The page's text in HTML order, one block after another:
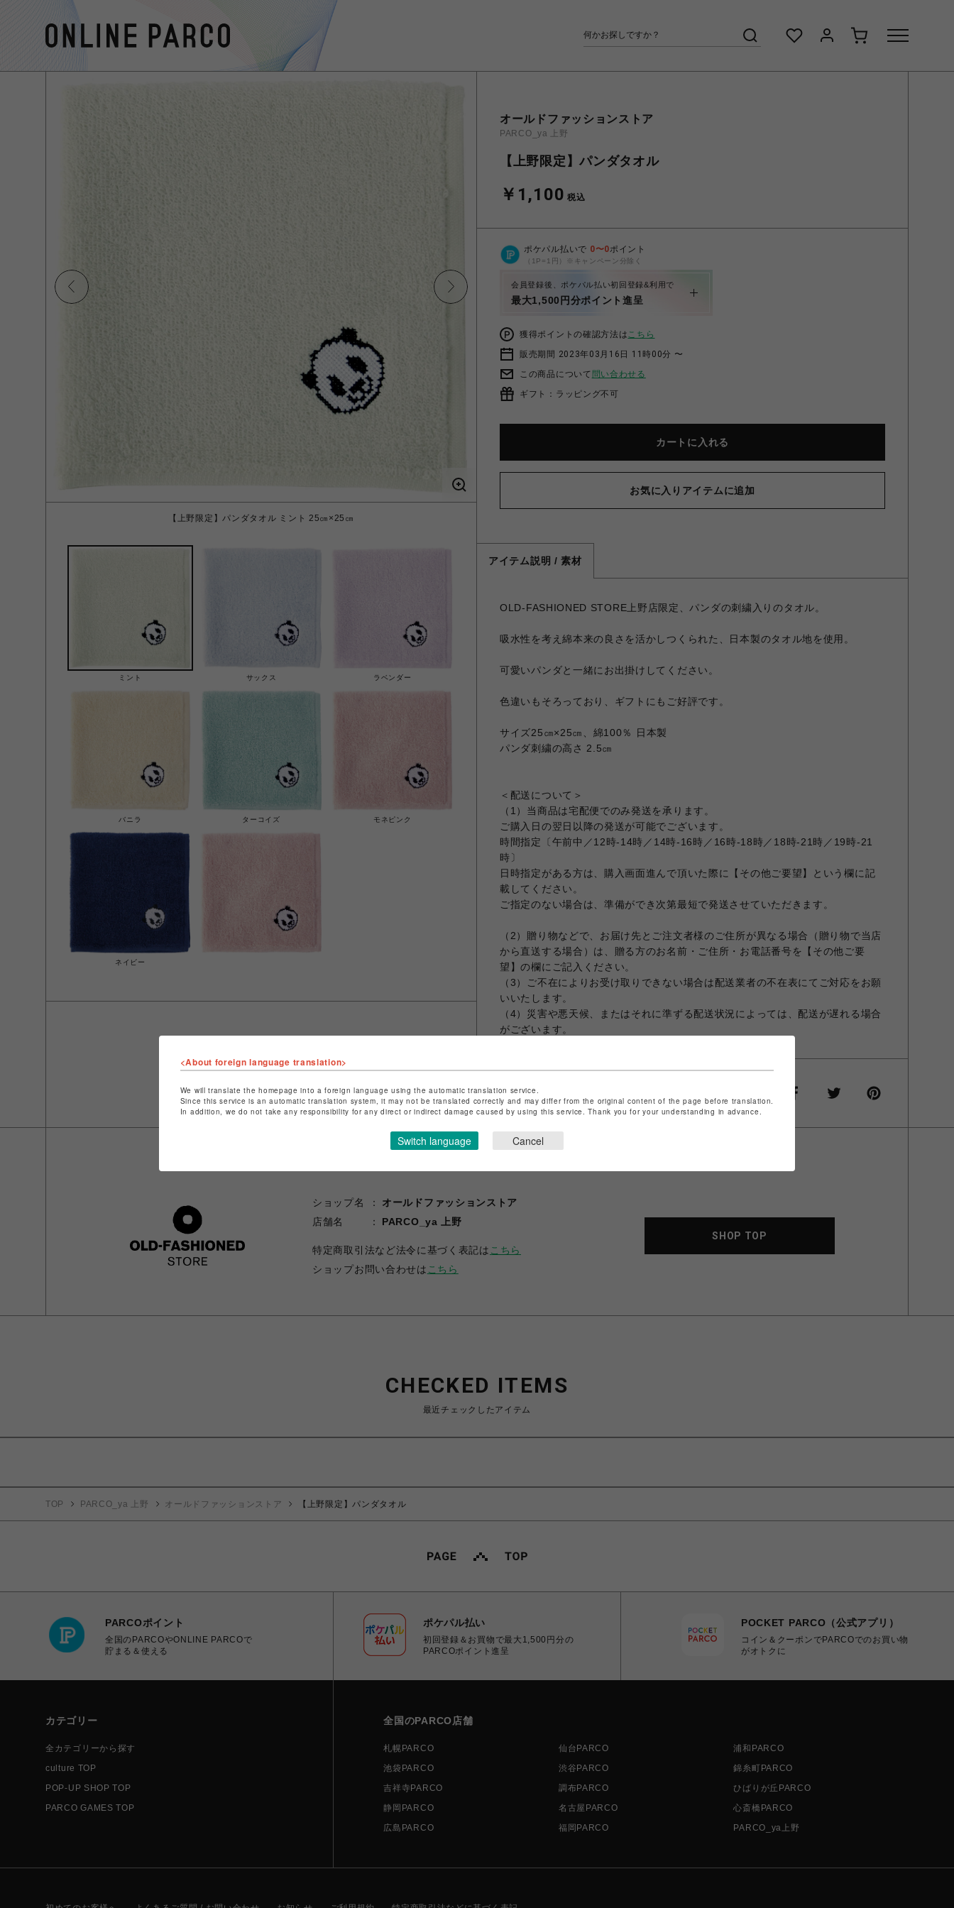
【上野限定】パンダタオル ミント 25㎝×25㎝
ミント サックス ラベンダー
バニラ ターコイズ モネピンク
ネイビー
オールドファッションストア
PARCO_ya 上野
【上野限定】パンダタオル
￥1,100 税込
ポケパル払いで 0〜0ポイント
（1P=1円）※キャンペーン分除く
会員登録後、ポケパル払い初回登録&利用で
最大1,500円分ポイント進呈
獲得ポイントの確認方法はこちら
販売期間 2023年03月16日 11時00分 〜
この商品について 問い合わせる
ギフト：ラッピング不可
カートに入れる
お気に入りアイテムに追加
アイテム説明 / 素材
OLD-FASHIONED STORE上野店限定、パンダの刺繍入りのタオル。
吸水性を考え綿本来の良さを活かしつくられた、日本製のタオル地を使用。
可愛いパンダと一緒にお出掛けしてください。
色違いもそろっており、ギフトにもご好評です。
サイズ25㎝×25㎝、綿100％ 日本製
パンダ刺繍の高さ 2.5㎝
＜配送について＞
（1）当商品は宅配便でのみ発送を承ります。
ご購入日の翌日以降の発送が可能でございます。
時間指定〔午前中／12時-14時／14時-16時／16時-18時／18時-21時／19時-21
時〕
日時指定がある方は、購入画面進んで頂いた際に【その他ご要望】という欄に記
載してください。
ご指定のない場合は、準備ができ次第最短で発送させていただきます。
（2）贈り物などで、お届け先とご注文者様のご住所が異なる場合（贈り物で当店
から直送する場合）は、贈る方のお名前・ご住所・お電話番号を【その他ご要
望】の欄にご記入ください。
（3）ご不在によりお受け取りできない場合は配送業者の不在表にてご対応をお願
いいたします。
（4）災害や悪天候、またはそれに準ずる配送状況によっては、配送が遅れる場合
がございます。
シェアする
ショップ名
オールドファッションストア
店舗名
PARCO_ya 上野
特定商取引法など法令に基づく表記は こちら
ショップお問い合わせは こちら
SHOP TOP
CHECKED ITEMS
最近チェックしたアイテム
TOP PARCO_ya 上野 オールドファッションストア 【上野限定】パンダタオル
PARCOポイント
全国のPARCOやONLINE PARCOで
貯まる＆使える
ポケパル払い
初回登録＆お買物で最大1,500円分の
PARCOポイント進呈
POCKET PARCO（公式アプリ）
コイン＆クーポンでPARCOでのお買い物
がオトクに
カテゴリー
全カテゴリーから探す
culture TOP
POP-UP SHOP TOP
PARCO GAMES TOP
全国のPARCO店舗
札幌PARCO 仙台PARCO
浦和PARCO
池袋PARCO
渋谷PARCO
錦糸町PARCO
吉祥寺PARCO
調布PARCO
ひばりが丘PARCO
静岡PARCO
名古屋PARCO
心斎橋PARCO
広島PARCO
福岡PARCO PARCO_ya上野
<About foreign language translation>
We will translate the homepage into a foreign language using the automatic translation service.
Since this service is an automatic translation system, it may not be translated correctly and may differ from the original content of the page before translation.
In addition, we do not take any responsibility for any direct or indirect damage caused by using this service. Thank you for your understanding in advance.
Switch language Cancel